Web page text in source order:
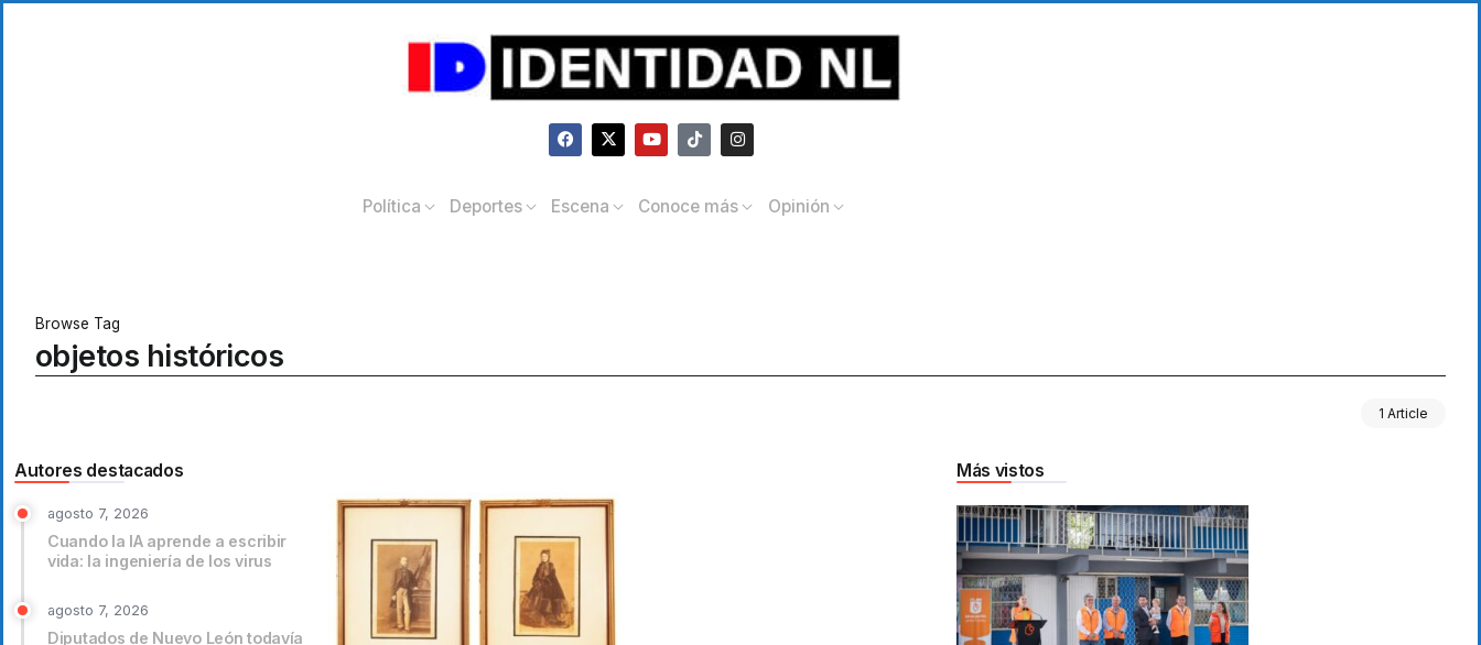
Política Deportes Escena Conoce más Opinión
Browse Tag
objetos históricos
1 Article
Autores destacados
agosto 7, 2026
Cuando la IA aprende a escribir
vida: la ingeniería de los virus
agosto 7, 2026
Diputados de Nuevo León todavía
Más vistos